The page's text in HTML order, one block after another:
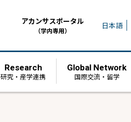
アカンサスポータル
（学内専用） 日本語
Research
研究・産学連携
Global Network
国際交流・留学